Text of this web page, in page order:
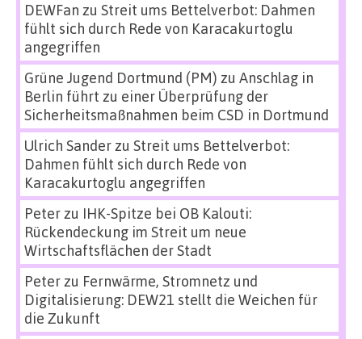
DEWFan zu Streit ums Bettelverbot: Dahmen
fühlt sich durch Rede von Karacakurtoglu
angegriffen
Grüne Jugend Dortmund (PM) zu Anschlag in
Berlin führt zu einer Überprüfung der
Sicherheitsmaßnahmen beim CSD in Dortmund
Ulrich Sanderzu Streit ums Bettelverbot:
Dahmen fühlt sich durch Rede von
Karacakurtoglu angegriffen
Peterzu IHK-Spitze bei OB Kalouti:
Rückendeckung im Streit um neue
Wirtschaftsflächen der Stadt
Peterzu Fernwärme, Stromnetz und
Digitalisierung: DEW21 stellt die Weichen für
die Zukunft